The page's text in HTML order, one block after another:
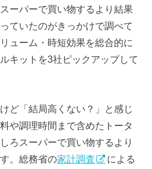
ーパーで買い物するより結果
ていたのがきっかけで調べて
ューム・時短効果を総合的に
キットを3社ピックアップして
ど「結局高くない？」と感じ
や調理時間まで含めたトータ
ろスーパーで買い物するより
。総務省の家計調査
による